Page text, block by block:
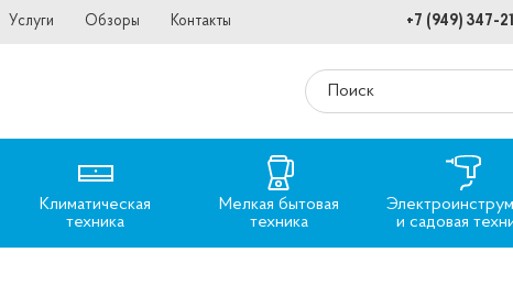
Услуги Обзоры Контакты +7 (949) 347-
Климатическая
техника
Мелкая бытовая
техника
и садовая